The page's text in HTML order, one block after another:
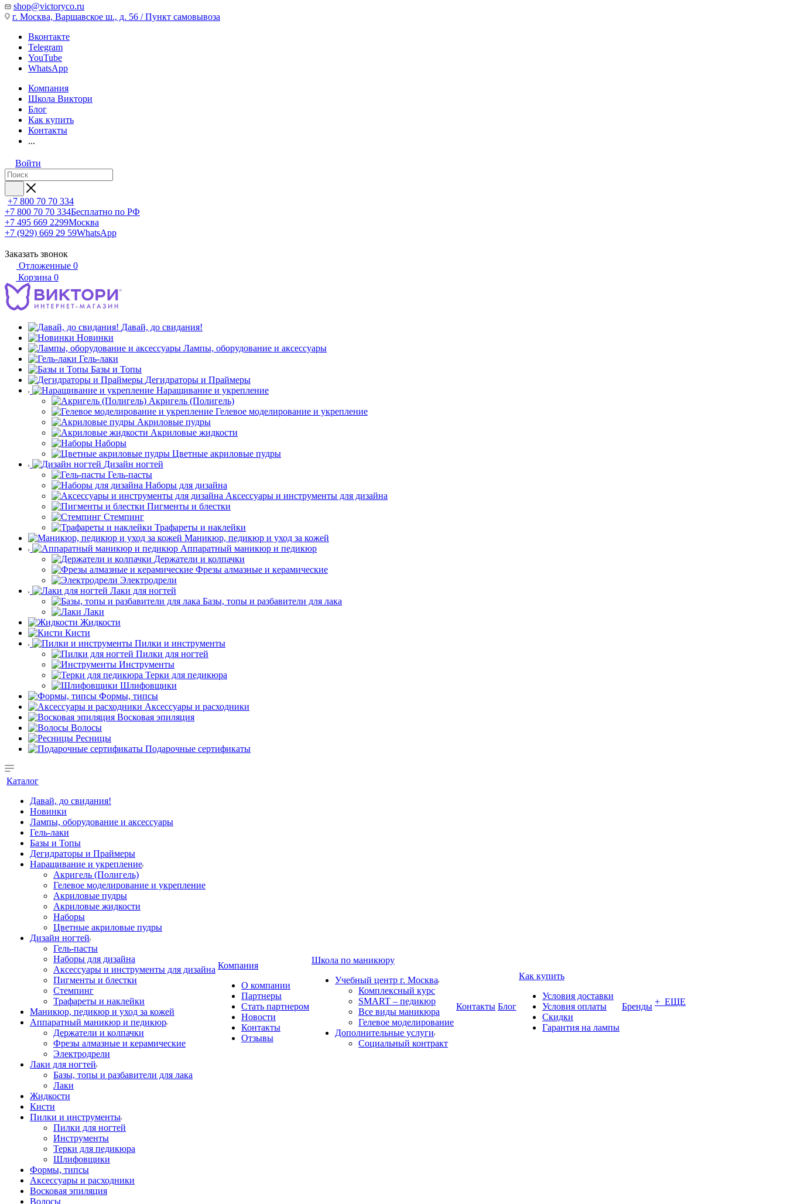
shop@victoryco.ru
г. Москва, Варшавское ш., д. 56 / Пункт самовывоза
Вконтакте
Telegram
YouTube
WhatsApp
Компания
Школа Виктори
Блог
Как купить
Контакты
...
Войти
+7 800 70 70 334
+7 800 70 70 334Бесплатно по РФ
+7 495 669 2299Москва
+7 (929) 669 29 59WhatsApp
Заказать звонок
Отложенные 0
Корзина 0
Давай, до свидания!
Новинки
Лампы, оборудование и аксессуары
Гель-лаки
Базы и Топы
Дегидраторы и Праймеры
Наращивание и укрепление
Акригель (Полигель)
Гелевое моделирование и укрепление
Акриловые пудры
Акриловые жидкости
Наборы
Цветные акриловые пудры
Дизайн ногтей
Гель-пасты
Наборы для дизайна
Аксессуары и инструменты для дизайна
Пигменты и блестки
Стемпинг
Трафареты и наклейки
Маникюр, педикюр и уход за кожей
Аппаратный маникюр и педикюр
Держатели и колпачки
Фрезы алмазные и керамические
Электродрели
Лаки для ногтей
Базы, топы и разбавители для лака
Лаки
Жидкости
Кисти
Пилки и инструменты
Пилки для ногтей
Инструменты
Терки для педикюра
Шлифовщики
Формы, типсы
Аксессуары и расходники
Восковая эпиляция
Волосы
Ресницы
Подарочные сертификаты
Каталог
Давай, до свидания!
Новинки
Лампы, оборудование и аксессуары
Гель-лаки
Базы и Топы
Дегидраторы и Праймеры
Наращивание и укрепление
Акригель (Полигель)
Гелевое моделирование и укрепление
Акриловые пудры
Акриловые жидкости
Наборы
Цветные акриловые пудры
Дизайн ногтей
Гель-пасты
Наборы для дизайна
Аксессуары и инструменты для дизайна
Пигменты и блестки
Стемпинг
Трафареты и наклейки
Маникюр, педикюр и уход за кожей
Аппаратный маникюр и педикюр
Держатели и колпачки
Фрезы алмазные и керамические
Электродрели
Лаки для ногтей
Базы, топы и разбавители для лака
Лаки
Жидкости
Кисти
Пилки и инструменты
Пилки для ногтей
Инструменты
Терки для педикюра
Шлифовщики
Формы, типсы
Аксессуары и расходники
Восковая эпиляция
Волосы
Компания
О компании
Партнеры
Стать партнером
Новости
Контакты
Отзывы
Школа по маникюру
Учебный центр г. Москва
Комплексный курс
SMART – педикюр
Все виды маникюра
Гелевое моделирование
Дополнительные услуги
Социальный контракт
Контакты Блог
Как купить
Условия доставки
Условия оплаты
Скидки
Гарантия на лампы
Бренды + ЕЩЕ